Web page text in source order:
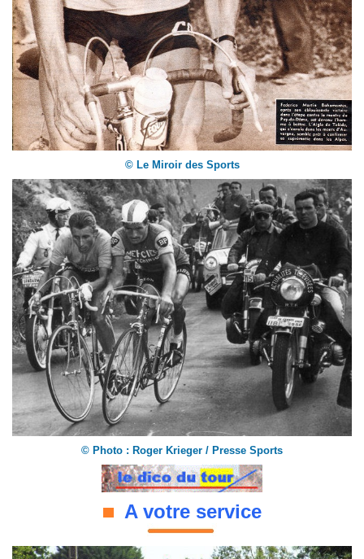
© Le Miroir des Sports
© Photo : Roger Krieger / Presse Sports
A votre service